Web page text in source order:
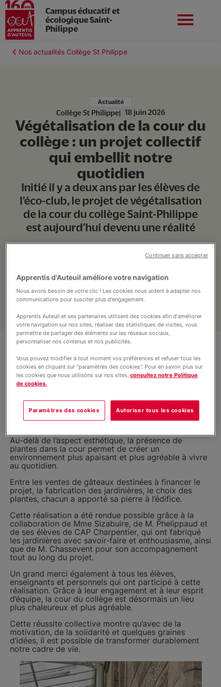
Campus éducatif et
écologique Saint-
Philippe
Vie du campus
Le collège
Nos formations professionnelles
Partenariat/Entreprises
Nous soutenir
Infos pratiques
Nous contacter
Apprentis d'Auteuil en
Fil Nos actualités Collège St Philippe
Actualité
Collège St Philippe 18 juin 2026
Végétalisation de la cour du
collège : un projet collectif
qui embellit notre
quotidien
Initié il y a deux ans par les élèves de
l’éco-club, le projet de végétalisation
de la cour du collège Saint-Philippe
est aujourd’hui devenu une réalité
Porté avec enthousiasme par les éco-délégués, ce
projet avait un objectif simple mais essentiel : rendre
la cour plus agréable et plus accueillante pour
l’ensemble des élèves et des personnels.
Au-delà de l’aspect esthétique, la présence de
plantes dans la cour permet de créer un
environnement plus apaisant et plus agréable à vivre
au quotidien.
Entre les ventes de gâteaux destinées à financer le
projet, la fabrication des jardinières, le choix des
plantes, chacun a apporté sa pierre à l’édifice.
Cette réalisation a été rendue possible grâce à la
collaboration de Mme Sizabuire, de M. Phelippaud et
de ses élèves de CAP Charpentier, qui ont fabriqué
les jardinières avec savoir-faire et enthousiasme, ainsi
que de M. Chassevent pour son accompagnement
tout au long du projet.
Un grand merci également à tous les élèves,
enseignants et personnels qui ont participé à cette
réalisation. Grâce à leur engagement et à leur esprit
d’équipe, la cour du collège est désormais un lieu
plus chaleureux et plus agréable.
Cette réussite collective montre qu’avec de la
motivation, de la solidarité et quelques graines
d’idées, il est possible de transformer durablement
notre cadre de vie.
Apprentis d'Auteuil améliore votre navigation
Nous avons besoin de votre clic ! Les cookies nous aident à adapter nos
communications pour susciter plus d'engagement.
Apprentis Auteuil et ses partenaires utilisent des cookies afin d'améliorer
votre navigation sur nos sites, réaliser des statistiques de visites, vous
permettre de partager des éléments sur les réseaux sociaux,
personnaliser nos contenus et nos publicités.
Vous pouvez modifier à tout moment vos préférences et refuser tous les
cookies en cliquant sur "paramètres des cookies". Pour en savoir plus sur
les cookies que nous utilisons sur nos sites,consultez notre Politique
de cookies.
Paramètres des cookies Autoriser tous les cookies
Continuer sans accepter